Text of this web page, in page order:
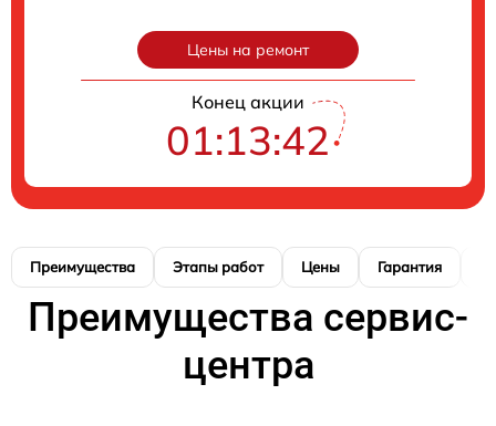
Цены на ремонт
Конец акции
01:13:41
Преимущества Этапы работ Цены Гарантия
Преимущества сервис-
центра